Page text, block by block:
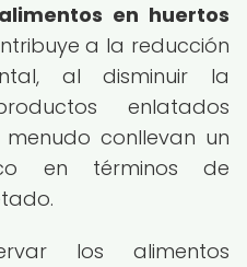
en huertos
a la reducción
al disminuir la
enlatados
conllevan un
en términos de
los alimentos